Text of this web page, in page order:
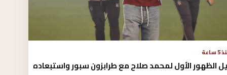
ساعة
الظهور الأول لمحمد صلاح مع طرابزون سبور واستبعاده